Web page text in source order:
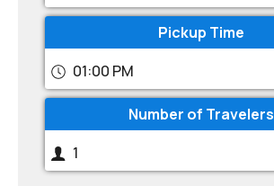
Pickup Time
01:00 PM
Number of Travelers
1